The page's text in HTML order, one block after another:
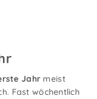
Jahr meist
Fast wöchentlich